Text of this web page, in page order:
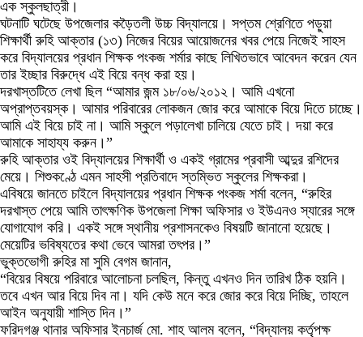
এক স্কুলছাত্রী।
ঘটনাটি ঘটেছে উপজেলার কড়ৈতলী উচ্চ বিদ্যালয়ে। সপ্তম শ্রেণিতে পড়ুয়া
শিক্ষার্থী রুহি আক্তার (১৩) নিজের বিয়ের আয়োজনের খবর পেয়ে নিজেই সাহস
করে বিদ্যালয়ের প্রধান শিক্ষক পংকজ শর্মার কাছে লিখিতভাবে আবেদন করেন যেন
তার ইচ্ছার বিরুদ্ধে এই বিয়ে বন্ধ করা হয়।
দরখাস্তটিতে লেখা ছিল “আমার জন্ম ১৮/০৬/২০১২। আমি এখনো
অপ্রাপ্তবয়স্ক। আমার পরিবারের লোকজন জোর করে আমাকে বিয়ে দিতে চাচ্ছে।
আমি এই বিয়ে চাই না। আমি স্কুলে পড়ালেখা চালিয়ে যেতে চাই। দয়া করে
আমাকে সাহায্য করুন।”
রুহি আক্তার ওই বিদ্যালয়ের শিক্ষার্থী ও একই গ্রামের প্রবাসী আব্দুর রশিদের
মেয়ে। শিশুকণ্ঠে এমন সাহসী প্রতিবাদে স্তম্ভিত স্কুলের শিক্ষকরা।
এবিষয়ে জানতে চাইলে বিদ্যালয়ের প্রধান শিক্ষক পংকজ শর্মা বলেন, “রুহির
দরখাস্ত পেয়ে আমি তাৎক্ষণিক উপজেলা শিক্ষা অফিসার ও ইউএনও স্যারের সঙ্গে
যোগাযোগ করি। একই সঙ্গে স্থানীয় প্রশাসনকেও বিষয়টি জানানো হয়েছে।
মেয়েটির ভবিষ্যতের কথা ভেবে আমরা তৎপর।”
ভুক্তভোগী রুহির মা সুমি বেগম জানান,
“বিয়ের বিষয়ে পরিবারে আলোচনা চলছিল, কিন্তু এখনও দিন তারিখ ঠিক হয়নি।
তবে এখন আর বিয়ে দিব না। যদি কেউ মনে করে জোর করে বিয়ে দিচ্ছি, তাহলে
আইন অনুযায়ী শাস্তি দিন।”
ফরিদগঞ্জ থানার অফিসার ইনচার্জ মো. শাহ আলম বলেন, “বিদ্যালয় কর্তৃপক্ষ